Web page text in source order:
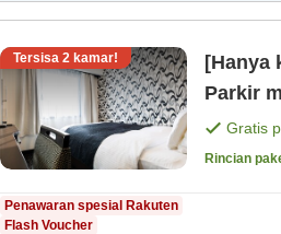
Tersisa 2 kamar!
[Hanya
Parkir
[Kamar
Gratis
Rincian
Penawaran spesial Rakuten
Flash Voucher